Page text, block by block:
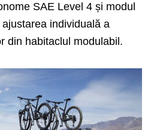
SAE Level 4 și modul
individuală a
din habitaclul modulabil.